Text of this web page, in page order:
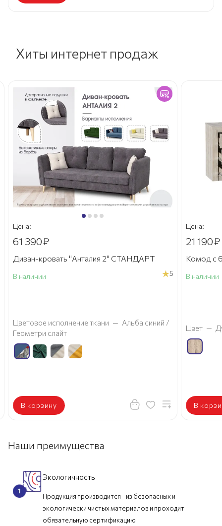
Хиты интернет продаж
Цена:
61 390₽
Диван-кровать "Анталия 2" СТАНДАРТ
В наличии 5
Цветовое исполнение ткани — Альба синий /
Геометри слайт
В корзину
Цена:
21 190₽
Комод с
В наличии
Цвет —
В
Наши преимущества
Экологичность
Продукция производится из безопасных и
экологически чистых материалов и проходит
обязательную сертификацию